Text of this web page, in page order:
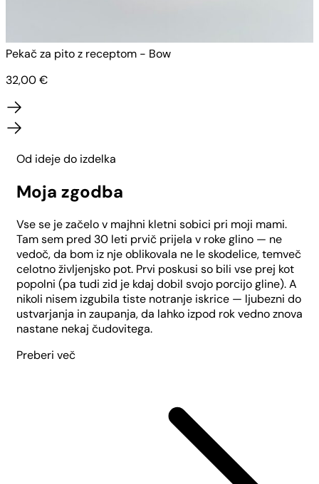
Pekač za pito z receptom - Bow
32,00€
Od ideje do izdelka
Moja zgodba
Vse se je začelo v majhni kletni sobici pri moji mami.
Tam sem pred 30 leti prvič prijela v roke glino — ne
vedoč, da bom iz nje oblikovala ne le skodelice, temveč
celotno življenjsko pot. Prvi poskusi so bili vse prej kot
popolni (pa tudi zid je kdaj dobil svojo porcijo gline). A
nikoli nisem izgubila tiste notranje iskrice — ljubezni do
ustvarjanja in zaupanja, da lahko izpod rok vedno znova
nastane nekaj čudovitega.
Preberi več